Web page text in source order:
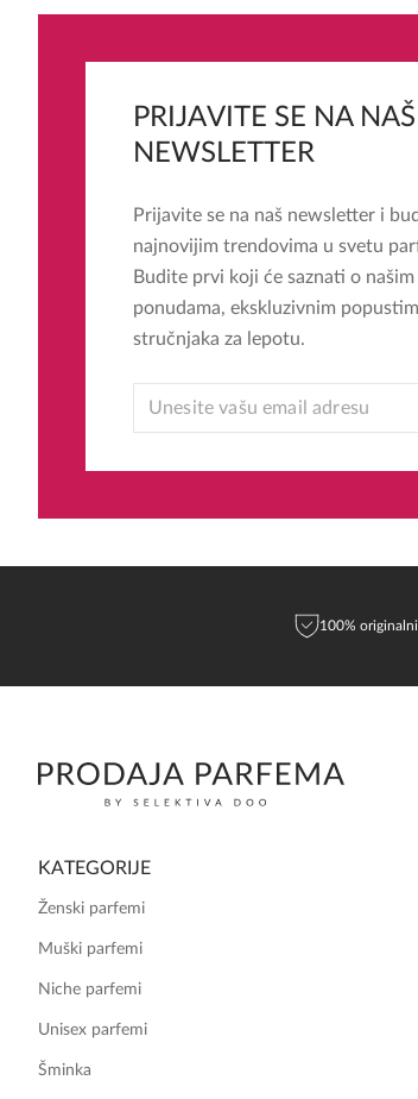
PRIJAVITE SE NA NAŠ
NEWSLETTER
Prijavite se na naš newsletter i
najnovijim trendovima u svetu
Budite prvi koji će saznati o
ponudama, ekskluzivnim
stručnjaka za lepotu.
EMAIL
100%
KATEGORIJE
Ženski parfemi
Muški parfemi
Niche parfemi
Unisex parfemi
Šminka